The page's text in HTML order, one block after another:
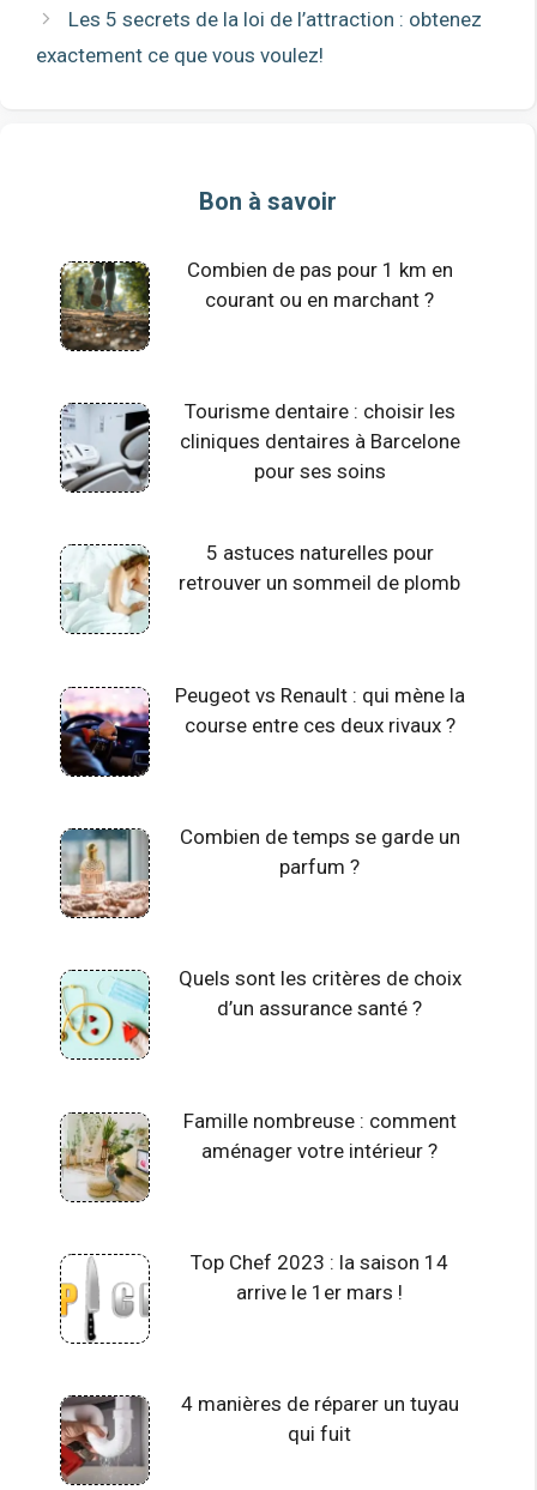
Les 5 secrets de la loi de l’attraction : obtenez
exactement ce que vous voulez!
Bon à savoir
Combien de pas pour 1 km en
courant ou en marchant ?
Tourisme dentaire : choisir les
cliniques dentaires à Barcelone
pour ses soins
5 astuces naturelles pour
retrouver un sommeil de plomb
Peugeot vs Renault : qui mène la
course entre ces deux rivaux ?
Combien de temps se garde un
parfum ?
Quels sont les critères de choix
d’un assurance santé ?
Famille nombreuse : comment
aménager votre intérieur ?
Top Chef 2023 : la saison 14
arrive le 1er mars !
4 manières de réparer un tuyau
qui fuit